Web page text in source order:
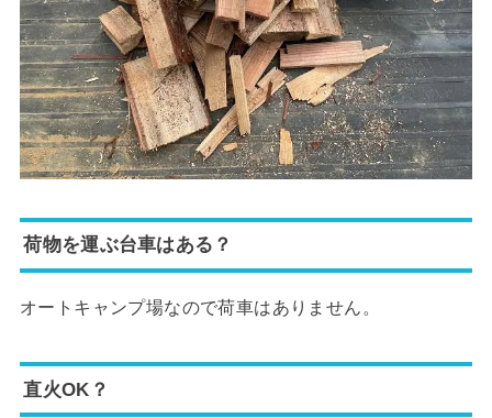
荷物を運ぶ台車はある？
オートキャンプ場なので荷車はありません。
直火OK？